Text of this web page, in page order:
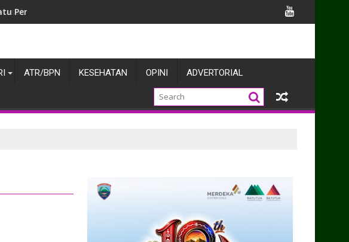
Perwira Terbaiknya
ATR/BPN KESEHATAN OPINI ADVERTORIAL